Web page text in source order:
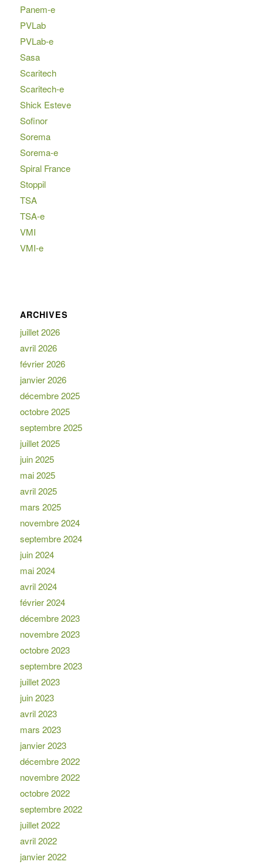
Panem-e
PVLab
PVLab-e
Sasa
Scaritech
Scaritech-e
Shick Esteve
Sofinor
Sorema
Sorema-e
Spiral France
Stoppil
TSA
TSA-e
VMI
VMI-e
ARCHIVES
juillet 2026
avril 2026
février 2026
janvier 2026
décembre 2025
octobre 2025
septembre 2025
juillet 2025
juin 2025
mai 2025
avril 2025
mars 2025
novembre 2024
septembre 2024
juin 2024
mai 2024
avril 2024
février 2024
décembre 2023
novembre 2023
octobre 2023
septembre 2023
juillet 2023
juin 2023
avril 2023
mars 2023
janvier 2023
décembre 2022
novembre 2022
octobre 2022
septembre 2022
juillet 2022
avril 2022
janvier 2022